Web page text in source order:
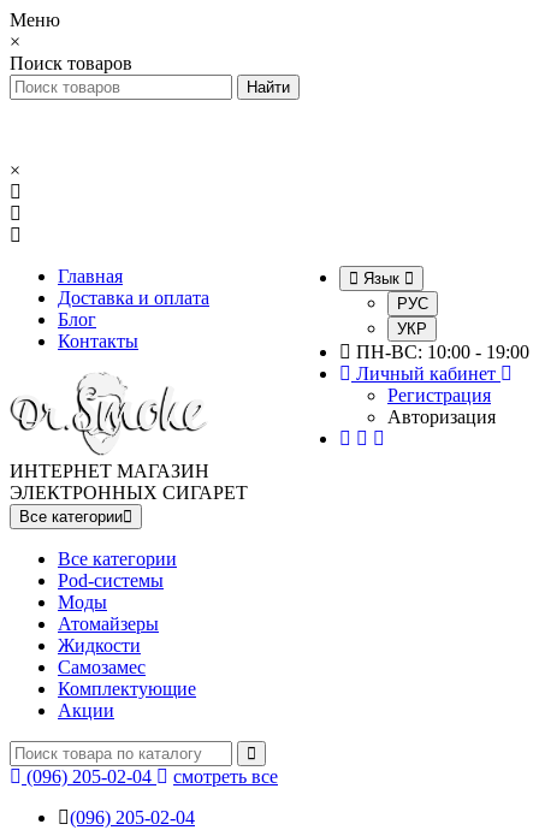
Меню
×
Поиск товаров
×
Главная
Доставка и оплата
Блог
Контакты
Язык
РУС
УКР
ПН-ВС: 10:00 - 19:00
Личный кабинет
Регистрация
Авторизация
ИНТЕРНЕТ МАГАЗИН
ЭЛЕКТРОННЫХ СИГАРЕТ
Все категории
Все категории
Pod-системы
Моды
Атомайзеры
Жидкости
Самозамес
Комплектующие
Акции
(096) 205-02-04
смотреть все
(096) 205-02-04